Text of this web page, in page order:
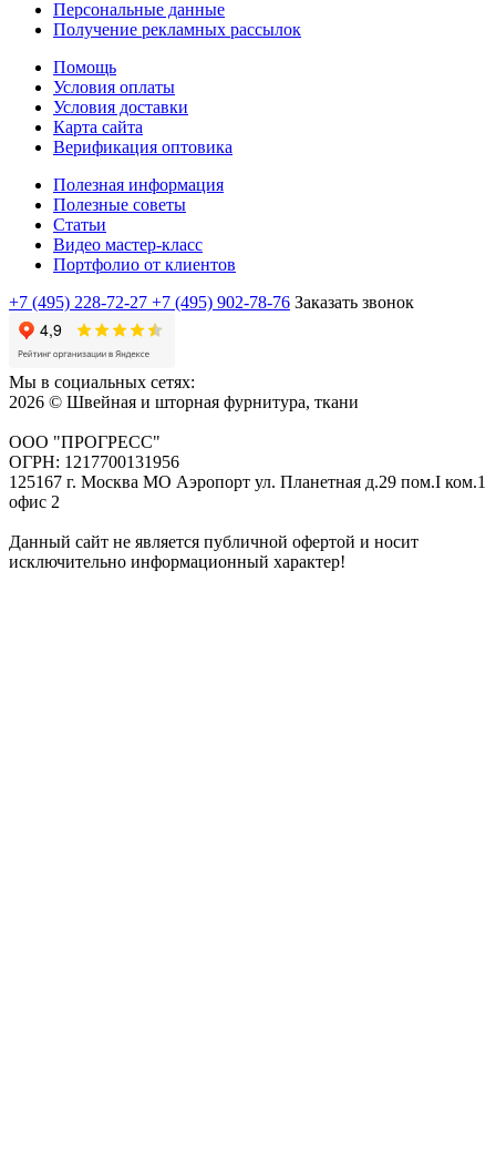
Персональные данные
Получение рекламных рассылок
Помощь
Условия оплаты
Условия доставки
Карта сайта
Верификация оптовика
Полезная информация
Полезные советы
Статьи
Видео мастер-класс
Портфолио от клиентов
+7 (495) 228-72-27 +7 (495) 902-78-76 Заказать звонок
Мы в социальных сетях:
2026 © Швейная и шторная фурнитура, ткани
ООО "ПРОГРЕСС"
ОГРН: 1217700131956
125167 г. Москва МО Аэропорт ул. Планетная д.29 пом.I ком.1
офис 2
Данный сайт не является публичной офертой и носит
исключительно информационный характер!